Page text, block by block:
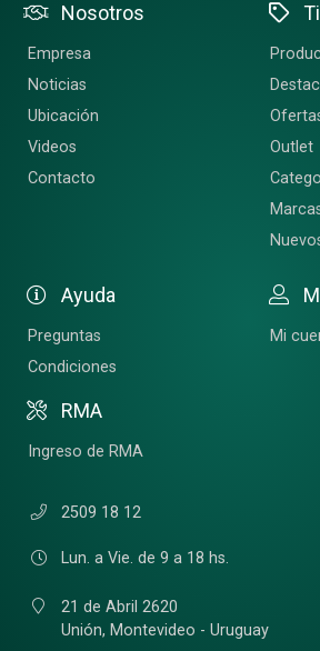
Nosotros
Empresa
Noticias
Ubicación
Videos
Contacto
Outlet
Ayuda
Preguntas
Condiciones
RMA
Ingreso de RMA
Mi
2509 18 12
Lun. a Vie. de 9 a 18 hs.
21 de Abril 2620
Unión, Montevideo - Uruguay